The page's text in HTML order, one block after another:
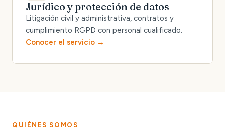
Jurídico y protección de datos
Litigación civil y administrativa, contratos y
cumplimiento RGPD con personal cualificado.
Conocer el servicio
QUIÉNES SOMOS